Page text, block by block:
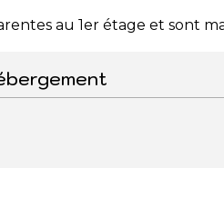
au 1er étage et sont